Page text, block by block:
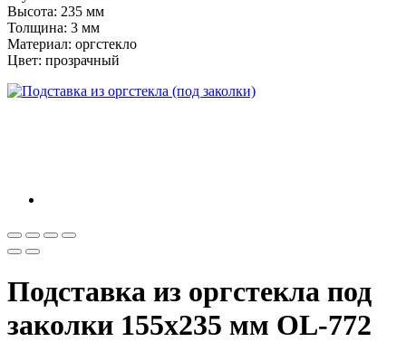
Высота: 235 мм
Толщина: 3 мм
Материал: оргстекло
Цвет: прозрачный
Подставка из оргстекла под
заколки 155х235 мм OL-772